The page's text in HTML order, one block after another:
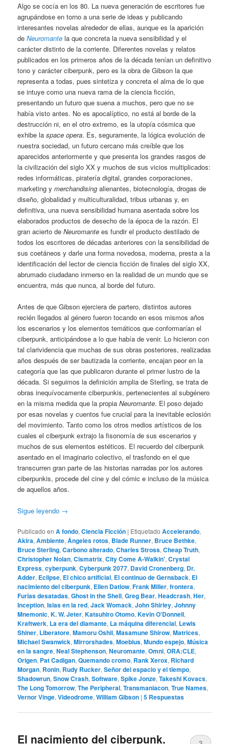
Algo se cocía en los 80. La nueva generación de escritores fue
agrupándose en torno a una serie de ideas y publicando
interesantes novelas alrededor de ellas, aunque es la aparición
deNeuromante la que concreta la nueva sensibilidad y el
carácter distinto de la corriente. Diferentes novelas y relatos
publicados en los primeros años de la década tenían un definitivo
tono y carácter ciberpunk, pero es la obra de Gibson la que
representa a todas, pues sintetiza y concreta el alma de lo que
se intuye como una nueva rama de la ciencia ficción,
presentando un futuro que suena a muchos, pero que no se
había visto antes. No es apocalíptico, no está al borde de la
destrucción ni, en el otro extremo, es la utopía cósmica que
exhibe laspace opera. Es, seguramente, la lógica evolución de
nuestra sociedad, un futuro cercano más creíble que los
aparecidos anteriormente y que presenta los grandes rasgos de
la civilización del siglo XX y muchos de sus vicios multiplicados:
redes informáticas, piratería digital, grandes corporaciones,
marketing ymerchandisingalienantes, biotecnología, drogas de
diseño, globalidad y multiculturalidad, tribus urbanas y, en
definitiva, una nueva sensibilidad humana asentada sobre los
elaborados productos de desecho de la época de la razón. El
gran acierto deNeuromante es fundir el producto destilado de
todos los escritores de décadas anteriores con la sensibilidad de
sus coetáneos y darle una forma novedosa, moderna, presta a la
identificación del lector de ciencia ficción de finales del siglo XX,
abrumado ciudadano inmerso en la realidad de un mundo que se
encuentra, más que nunca, al borde del futuro.
Antes de que Gibson ejerciera de partero, distintos autores
recién llegados al género fueron tocando en esos mismos años
los escenarios y los elementos temáticos que conformarían el
ciberpunk, anticipándose a lo que había de venir. Lo hicieron con
tal clarividencia que muchas de sus obras posteriores, realizadas
años después de ser bautizada la corriente, encajan peor en la
categoría que las que publicaron durante el primer lustro de la
década. Si seguimos la definición amplia de Sterling, se trata de
obras inequívocamente ciberpunkis, pertenecientes al subgénero
en la misma medida que la propiaNeuromante. El poso dejado
por esas novelas y cuentos fue crucial para la inevitable eclosión
del movimiento. Tanto como los otros medios artísticos de los
cuales el ciberpunk extrajo la fisonomía de sus escenarios y
muchos de sus elementos estéticos. El recuerdo del ciberpunk
asentado en el imaginario colectivo, el trasfondo en el que
transcurren gran parte de las historias narradas por los autores
ciberpunkis, procede del cine y del cómic e incluso de la música
de aquellos años.
Sigue leyendo →
Publicado en A fondo,Ciencia Ficción | Etiquetado Accelerando,
Akira,Ambiente,Ángeles rotos, Blade Runner, Bruce Bethke,
Bruce Sterling,Carbono alterado,Charles Stross,Cheap Truth,
Christopher Nolan,Cismatrix,City Come A-Walkin',Crystal
Express,cyberpunk,Cyberpunk 2077, David Cronenberg, Dr.
Adder, Eclipse, El chico artificial, El continuo de Gernsback, El
nacimiento del ciberpunk, Ellen Datlow,Frank Miller,frontera,
Furias desatadas,Ghost in the Shell,Greg Bear,Headcrash,Her,
Inception,Islas en la red,Jack Womack,John Shirley,Johnny
Mnemonic,K. W. Jeter,Katsuhiro Otomo,Kevin O'Donnell,
Kraftwerk, La era del diamante, La máquina diferencial, Lewis
Shiner, Liberatore,Mamoru Oshii,Masamune Shirow,Matrices,
Michael Swanwick,Mirrorshades,Moebius,Mundo espejo,Música
en la sangre,Neal Stephenson,Neuromante,Omni,ORA:CLE,
Origen, Pat Cadigan,Quemando cromo, Rank Xerox, Richard
Morgan, Ronin, Rudy Rucker,Señor del espacio y el tiempo,
Shadowrun,Snow Crash,Software,Spike Jonze,Takeshi Kovacs,
The Long Tomorrow,The Peripheral,Transmaniacon,True Names,
Vernor Vinge,Videodrome,William Gibson |5 Respuestas
El nacimiento del ciberpunk.